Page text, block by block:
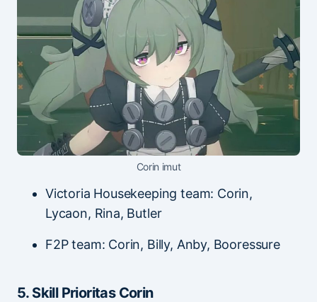
Corin imut
Victoria Housekeeping team: Corin,
Lycaon, Rina, Butler
F2P team: Corin, Billy, Anby, Booressure
5. Skill Prioritas Corin